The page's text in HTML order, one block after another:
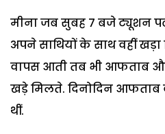
मीना जब सुबह 7 बजे ट्यूशन
अपने साथियों के साथ वहीं
वापस आती तब भी आफताब
खड़े मिलते. दिनोदिन आफताब
थीं.